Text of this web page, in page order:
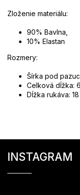
Zloženie materiálu:
90% Bavlna,
10% Elastan
Rozmery:
Šírka pod
Celková dĺžka:
Dĺžka rukáva:
INSTAGRAM